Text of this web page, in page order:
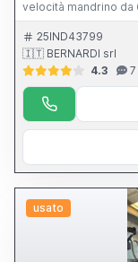
velocità mandrino
velocità HP 1,5-2,5
canotto, guide
motorizzato e
25IND43799
🇮🇹 BERNARDI srl
4.3
7
usato